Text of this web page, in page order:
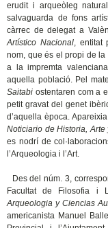
erudit i arqueòleg
salvaguarda de fons
càrrec de delegat a
Artístico Nacional, entitat
nom, que és el propi de
a la impremta
aquella població. Pel
Saitabi ostentaren com a
petit gravat del genet
d’aquella època.
Noticiario de Historia,
es nodrí de
l’Arqueologia i l’Art.
Des del núm. 3,
Facultat de Filosofia i
Arqueologia y Ciencias
americanista Manuel